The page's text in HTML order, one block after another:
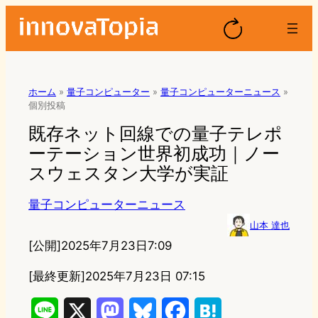
ホーム » 量子コンピューター » 量子コンピューターニュース »
個別投稿
既存ネット回線での量子テレポ
ーテーション世界初成功｜ノー
スウェスタン大学が実証
量子コンピューターニュース
山本 達也
[公開]2025年7月23日7:09
[最終更新]2025年7月23日 07:15